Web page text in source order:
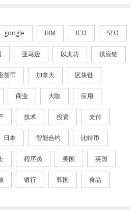
google IBM ICO STO
亚马逊 以太坊 供应链
货币 加拿大 区块链
商业 大咖 应用
技术 投资 支付
日本 智能合约 比特币
程序员 美国 英国
银行 韩国 食品